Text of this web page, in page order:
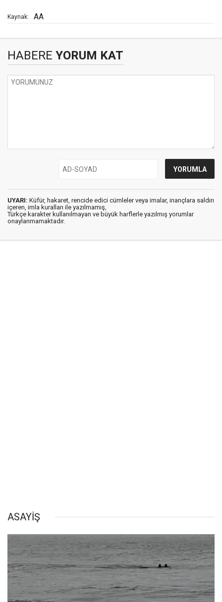
Kaynak: AA
HABERE YORUM KAT
UYARI: Küfür, hakaret, rencide edici cümleler veya imalar, inançlara saldırı
içeren, imla kuralları ile yazılmamış,
Türkçe karakter kullanılmayan ve büyük harflerle yazılmış yorumlar
onaylanmamaktadır.
ASAYİŞ